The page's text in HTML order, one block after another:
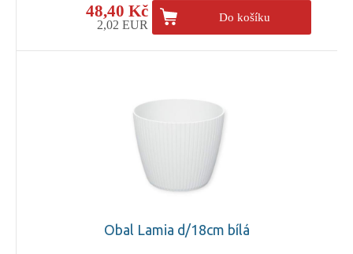
48,40 Kč
2,02 EUR
Do košíku
Obal Lamia d/18cm bílá